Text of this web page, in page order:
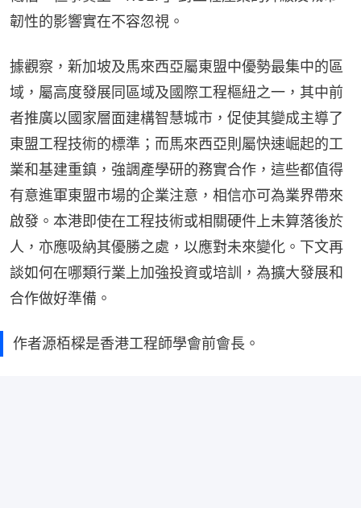
韌性的影響實在不容忽視。
據觀察，新加坡及馬來西亞屬東盟中優勢最集中的區
域，屬高度發展同區域及國際工程樞紐之一，其中前
者推廣以國家層面建構智慧城市，促使其變成主導了
東盟工程技術的標準；而馬來西亞則屬快速崛起的工
業和基建重鎮，強調產學研的務實合作，這些都值得
有意進軍東盟市場的企業注意，相信亦可為業界帶來
啟發。本港即使在工程技術或相關硬件上未算落後於
人，亦應吸納其優勝之處，以應對未來變化。下文再
談如何在哪類行業上加強投資或培訓，為擴大發展和
合作做好準備。
作者源栢樑是香港工程師學會前會長。